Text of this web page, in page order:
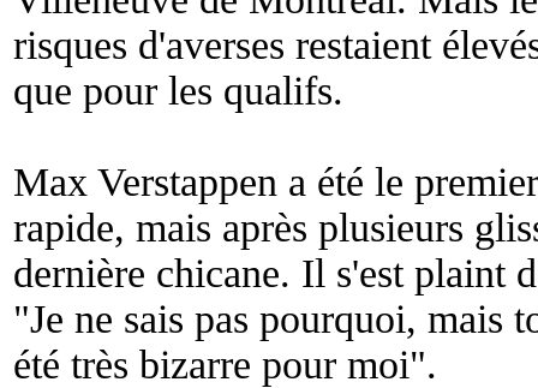
risques d'averses restaient
que pour les qualifs.
Max Verstappen a été le
rapide, mais après plusieurs
dernière chicane. Il s'est plaint
"Je ne sais pas pourquoi, mais
été très bizarre pour moi".